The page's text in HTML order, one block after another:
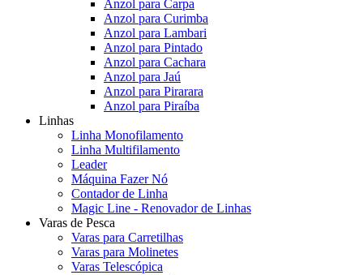
Anzol para Carpa
Anzol para Curimba
Anzol para Lambari
Anzol para Pintado
Anzol para Cachara
Anzol para Jaú
Anzol para Pirarara
Anzol para Piraíba
Linhas
Linha Monofilamento
Linha Multifilamento
Leader
Máquina Fazer Nó
Contador de Linha
Magic Line - Renovador de Linhas
Varas de Pesca
Varas para Carretilhas
Varas para Molinetes
Varas Telescópica